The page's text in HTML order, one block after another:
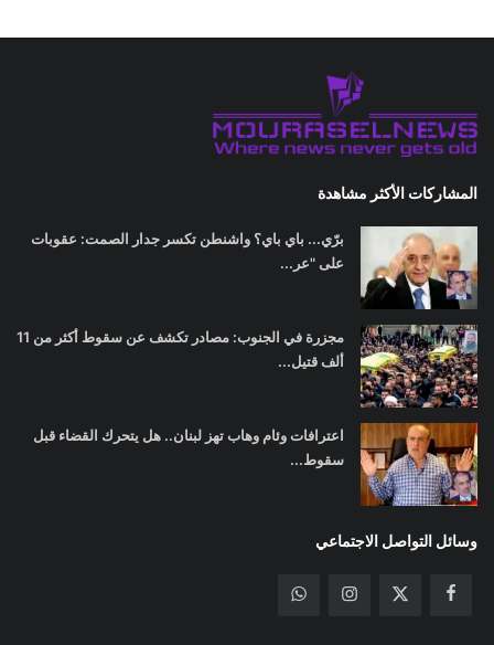
المشاركات الأكثر مشاهدة
برّي... باي باي؟ واشنطن تكسر جدار الصمت: عقوبات
على "عر...
مجزرة في الجنوب: مصادر تكشف عن سقوط أكثر من 11
ألف قتيل...
اعترافات وئام وهاب تهز لبنان.. هل يتحرك القضاء قبل
سقوط...
وسائل التواصل الاجتماعي